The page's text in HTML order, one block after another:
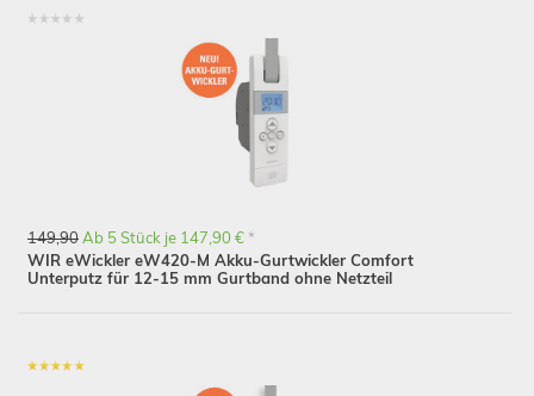
WIR eWickler eW420-M Akku-Gurtwickler Comfort
Unterputz für 12-15 mm Gurtband ohne Netzteil
149,90Ab 5 Stück je 147,90 € *